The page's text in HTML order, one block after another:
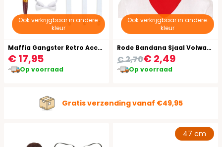
Ook verkrijgbaar in andere:
kleur
Maffia Gangster Retro Accessoie Setje
€ 17,95
Op voorraad
Ook verkrijgbaar in andere:
kleur
Rode Bandana Sjaal Volwassenen
€ 2,49
€ 2,70
Op voorraad
Gratis verzending vanaf €49,95
47 cm